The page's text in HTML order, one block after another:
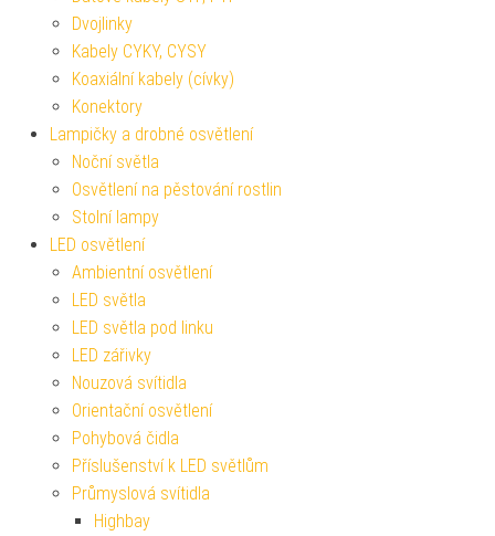
Dvojlinky
Kabely CYKY, CYSY
Koaxiální kabely (cívky)
Konektory
Lampičky a drobné osvětlení
Noční světla
Osvětlení na pěstování rostlin
Stolní lampy
LED osvětlení
Ambientní osvětlení
LED světla
LED světla pod linku
LED zářivky
Nouzová svítidla
Orientační osvětlení
Pohybová čidla
Příslušenství k LED světlům
Průmyslová svítidla
Highbay